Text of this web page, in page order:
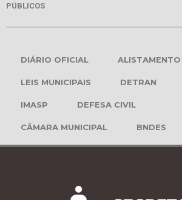
PÚBLICOS
DIÁRIO OFICIAL ALISTAMENTO
LEIS MUNICIPAIS DETRAN
IMASP DEFESA CIVIL
CÂMARA MUNICIPAL BNDES